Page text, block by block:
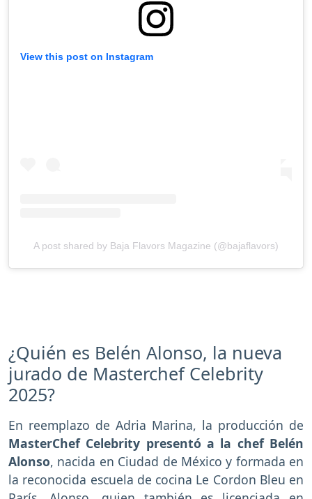
View this post on Instagram
A post shared by Baja Flavors Magazine (@bajaflavors)
¿Quién es Belén Alonso, la nueva
jurado de Masterchef Celebrity
2025?
En reemplazo de Adria Marina, la producción de
MasterChef Celebrity presentó a la chef Belén
Alonso, nacida en Ciudad de México y formada en
la reconocida escuela de cocina Le Cordon Bleu en